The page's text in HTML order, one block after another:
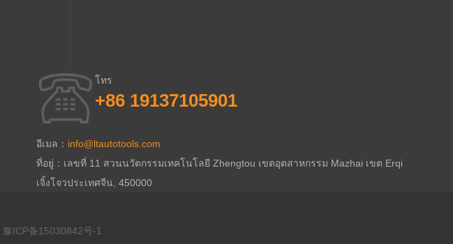
โทร
+86 19137105901
อีเมล： info@ltautotools.com
ที่อยู่：เลขที่ 11 สวนนวัตกรรมเทคโนโลยี Zhengtou เขตอุตสาหกรรม Mazhai เขต Erqi
เจิ้งโจวประเทศจีน, 450000
豫ICP备15030842号-1